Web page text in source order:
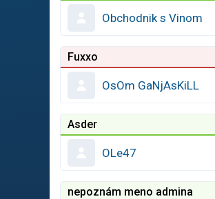
Obchodnik s Vinom
Fuxxo
OsOm GaNjAsKiLL
Asder
OLe47
nepoznám meno admina